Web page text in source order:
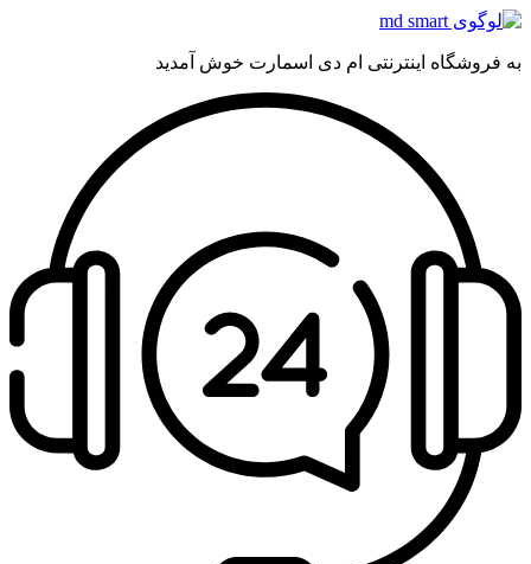
به فروشگاه اینترنتی ام دی اسمارت خوش آمدید